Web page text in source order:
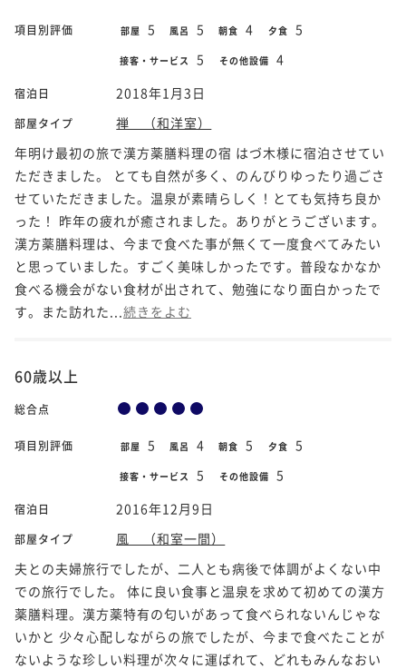
項目別評価 部屋 5 風呂 5 朝食 4 夕食 5
接客・サービス 5 その他設備 4
宿泊日 2018年1月3日
部屋タイプ
禅 （和洋室）
年明け最初の旅で漢方薬膳料理の宿 はづ木様に宿泊させてい
ただきました。 とても自然が多く、のんびりゆったり過ごさ
せていただきました。温泉が素晴らしく！とても気持ち良か
った！ 昨年の疲れが癒されました。ありがとうございます。
漢方薬膳料理は、今まで食べた事が無くて一度食べてみたい
と思っていました。すごく美味しかったです。普段なかなか
食べる機会がない食材が出されて、勉強になり面白かったで
す。また訪れた... 続きをよむ
60歳以上
総合点
項目別評価 部屋 5 風呂 4 朝食 5 夕食 5
接客・サービス 5 その他設備 5
宿泊日 2016年12月9日
部屋タイプ
風 （和室一間）
夫との夫婦旅行でしたが、二人とも病後で体調がよくない中
での旅行でした。 体に良い食事と温泉を求めて初めての漢方
薬膳料理。漢方薬特有の匂いがあって食べられないんじゃな
いかと 少々心配しながらの旅でしたが、今まで食べたことが
ないような珍しい料理が次々に運ばれて、どれもみんなおい